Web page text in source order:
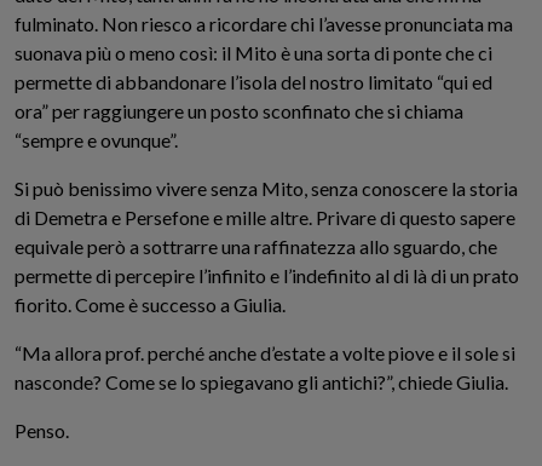
fulminato. Non riesco a ricordare chi l’avesse pronunciata ma
suonava più o meno così: il Mito è una sorta di ponte che ci
permette di abbandonare l’isola del nostro limitato “qui ed
ora” per raggiungere un posto sconfinato che si chiama
“sempre e ovunque”.
Si può benissimo vivere senza Mito, senza conoscere la storia
di Demetra e Persefone e mille altre. Privare di questo sapere
equivale però a sottrarre una raffinatezza allo sguardo, che
permette di percepire l’infinito e l’indefinito al di là di un prato
fiorito. Come è successo a Giulia.
“Ma allora prof. perché anche d’estate a volte piove e il sole si
nasconde? Come se lo spiegavano gli antichi?”, chiede Giulia.
Penso.